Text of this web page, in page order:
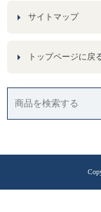
サイトマップ
トップページに戻